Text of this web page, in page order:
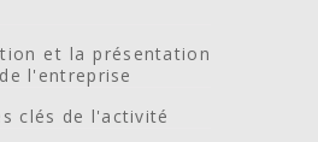
et la présentation
l'entreprise
clés de l'activité